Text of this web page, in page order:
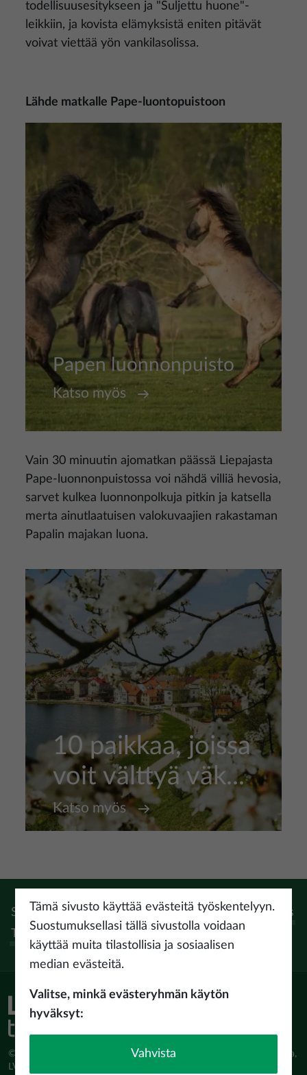
todellisuusesitykseen ja "Suljettu huone"-
leikkiin, ja kovista elämyksistä eniten pitävät
voivat viettää yön vankilasolissa.
Lähde matkalle Pape-luontopuistoon
Papen luonnonpuisto
Katso myös
Vain 30 minuutin ajomatkan päässä Liepajasta
Pape-luonnonpuistossa voi nähdä villiä hevosia,
sarvet kulkea luonnonpolkuja pitkin ja katsella
merta ainutlaatuisen valokuvaajien rakastaman
Papalin majakan luona.
10 paikkaa, joissa
voit välttyä väk...
Katso myös
Seuraa:Instagram FacebookPinterestYoutubeThreads
Tiktok
© Latvijas Investīciju un attīstības aģentūra (LIAA) Pērses iela 2, Rīga,
LV-1442 www.liaa.gov.lv
Tämä sivusto käyttää evästeitä työskentelyyn.
Suostumuksellasi tällä sivustolla voidaan
käyttää muita tilastollisia ja sosiaalisen
median evästeitä.
Valitse, minkä evästeryhmän käytön
hyväksyt:
Vahvista